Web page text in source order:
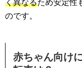
く異なるため安定性
のです。
赤ちゃん向け